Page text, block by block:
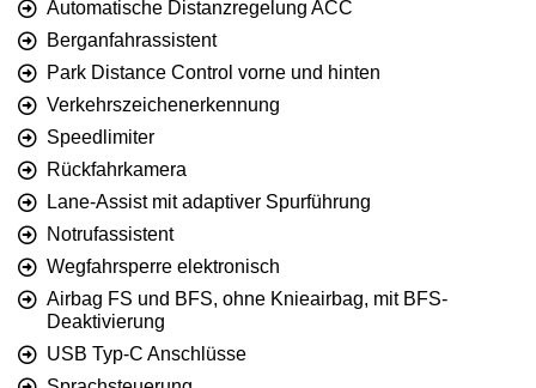
Automatische Distanzregelung ACC
Berganfahrassistent
Park Distance Control vorne und hinten
Verkehrszeichenerkennung
Speedlimiter
Rückfahrkamera
Lane-Assist mit adaptiver Spurführung
Notrufassistent
Wegfahrsperre elektronisch
Airbag FS und BFS, ohne Knieairbag, mit BFS-
Deaktivierung
USB Typ-C Anschlüsse